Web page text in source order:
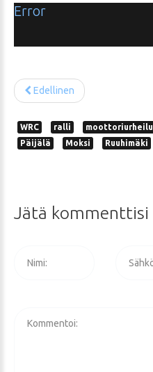
Error
Edellinen
WRC ralli moottoriurheilu
Päijälä
Moksi Ruuhimäki
Jätä kommenttisi